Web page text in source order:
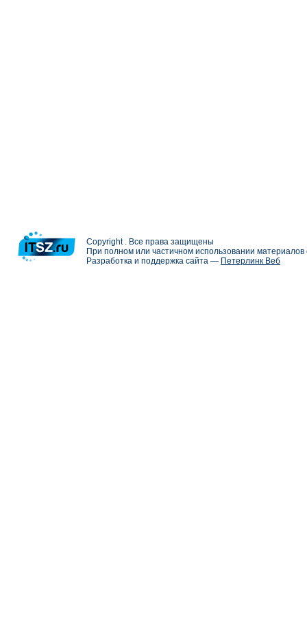
Copyright . Все права защищены
При полном или частичном использовании
Разработка и поддержка сайта — Петерлинк Веб